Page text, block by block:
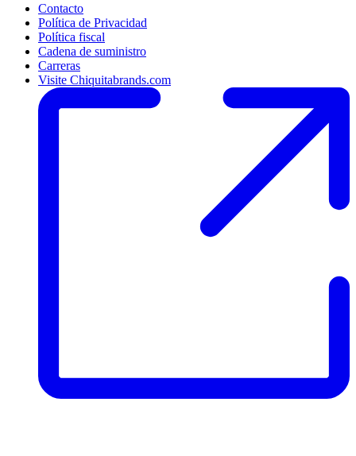
Contacto
Política de Privacidad
Política fiscal
Cadena de suministro
Carreras
Visite Chiquitabrands.com